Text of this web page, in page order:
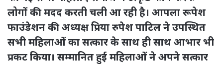
लोगों की मदद करती चली आ रही है। आपला रूपेश
फाउंडेशन की अध्यक्ष प्रिया रुपेश पाटिल ने उपस्थित
सभी महिलाओं का सत्कार के साथ ही साथ आभार भी
प्रकट किया। सम्मानित हुई महिलाओं ने अपने सत्कार